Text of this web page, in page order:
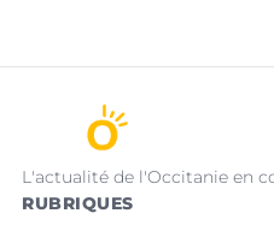
L'actualité de l'Occitanie en
RUBRIQUES